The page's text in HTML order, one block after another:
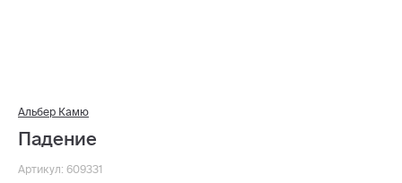
Альбер Камю
Падение
Артикул: 609331